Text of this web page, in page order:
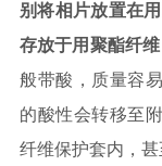
别将相片放置在
存放于用聚酯纤
般带酸，质量容
的酸性会转移至
纤维保护套内，甚